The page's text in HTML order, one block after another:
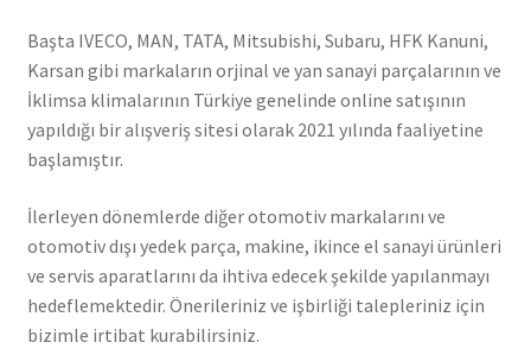
Başta IVECO, MAN, TATA, Mitsubishi, Subaru, HFK Kanuni,
Karsan gibi markaların orjinal ve yan sanayi parçalarının ve
İklimsa klimalarının Türkiye genelinde online satışının
yapıldığı bir alışveriş sitesi olarak 2021 yılında faaliyetine
başlamıştır.
İlerleyen dönemlerde diğer otomotiv markalarını ve
otomotiv dışı yedek parça, makine, ikince el sanayi ürünleri
ve servis aparatlarını da ihtiva edecek şekilde yapılanmayı
hedeflemektedir. Önerileriniz ve işbirliği talepleriniz için
bizimle irtibat kurabilirsiniz.